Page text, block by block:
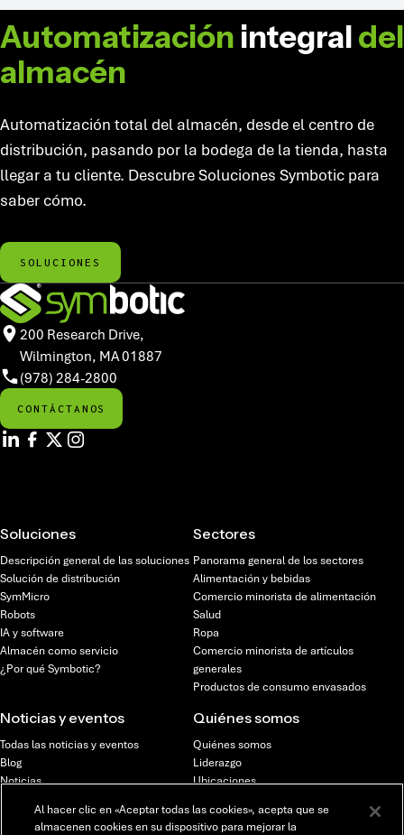
Automatización integraldel
almacén
Automatización total del almacén, desde el centro de
distribución, pasando por la bodega de la tienda, hasta
llegar a tu cliente. Descubre Soluciones Symbotic para
saber cómo.
SOLUCIONES
200 Research Drive,
Wilmington, MA 01887
(978) 284-2800
CONTÁCTANOS
Soluciones
Descripción general de las soluciones
Solución de distribución
SymMicro
Robots
IA y software
Almacén como servicio
¿Por qué Symbotic?
Sectores
Panorama general de los sectores
Alimentación y bebidas
Comercio minorista de alimentación
Salud
Ropa
Comercio minorista de artículos
generales
Productos de consumo envasados
Noticias y eventos
Todas las noticias y eventos
Blog
Noticias
Quiénes somos
Quiénes somos
Liderazgo
Ubicaciones
Oportunidades
Al hacer clic en «Aceptar todas las cookies», acepta que se
almacenen cookies en su dispositivo para mejorar la